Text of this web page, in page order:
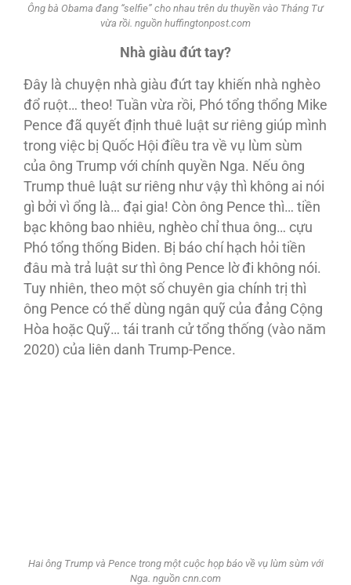
Ông bà Obama đang “selfie” cho nhau trên du thuyền vào Tháng Tư
vừa rồi. nguồn huffingtonpost.com
Nhà giàu đứt tay?
Đây là chuyện nhà giàu đứt tay khiến nhà nghèo
đổ ruột… theo! Tuần vừa rồi, Phó tổng thổng Mike
Pence đã quyết định thuê luật sư riêng giúp mình
trong việc bị Quốc Hội điều tra về vụ lùm sùm
của ông Trump với chính quyền Nga. Nếu ông
Trump thuê luật sư riêng như vậy thì không ai nói
gì bởi vì ổng là… đại gia! Còn ông Pence thì… tiền
bạc không bao nhiêu, nghèo chỉ thua ông… cựu
Phó tổng thống Biden. Bị báo chí hạch hỏi tiền
đâu mà trả luật sư thì ông Pence lờ đi không nói.
Tuy nhiên, theo một số chuyên gia chính trị thì
ông Pence có thể dùng ngân quỹ của đảng Cộng
Hòa hoặc Quỹ… tái tranh cử tổng thống (vào năm
2020) của liên danh Trump-Pence.
Hai ông Trump và Pence trong một cuộc họp báo về vụ lùm sùm với
Nga. nguồn cnn.com